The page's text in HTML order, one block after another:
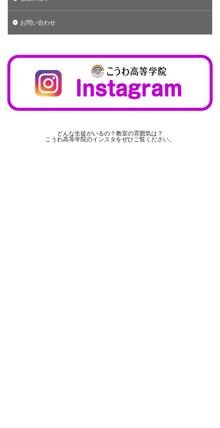
お問い合わせ
どんな生徒がいるの？教室の雰囲気は？
こうわ高等学院のインスタをぜひご覧ください。